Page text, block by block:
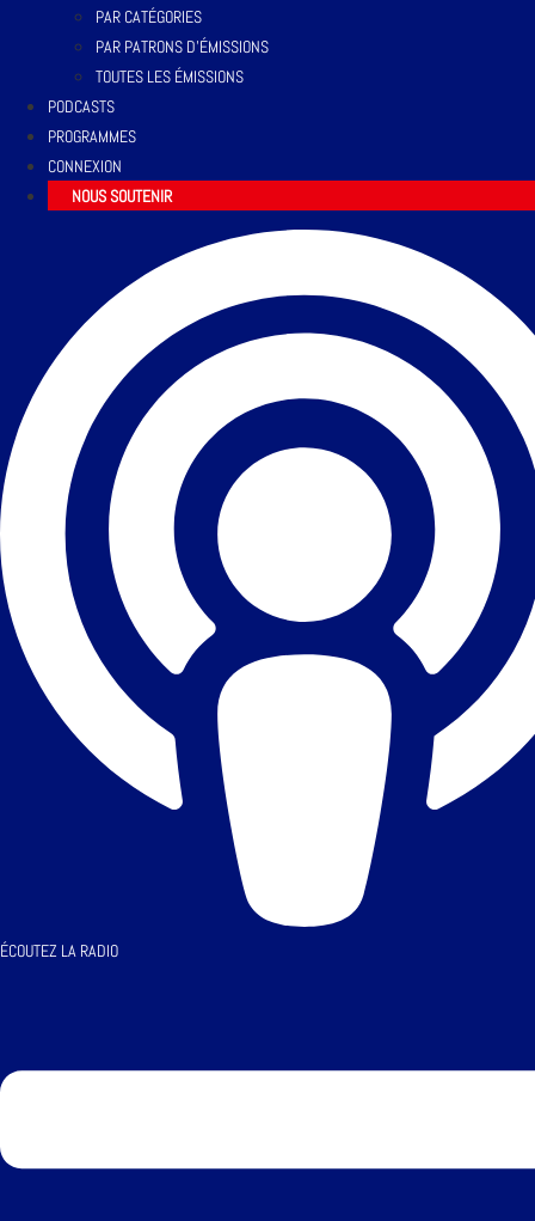
PAR CATÉGORIES
PAR PATRONS D’ÉMISSIONS
TOUTES LES ÉMISSIONS
PODCASTS
PROGRAMMES
CONNEXION
NOUS SOUTENIR
ÉCOUTEZ LA RADIO